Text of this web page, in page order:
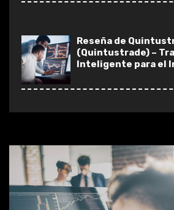
Trading-Club
Trading-Club Una
Plataforma De